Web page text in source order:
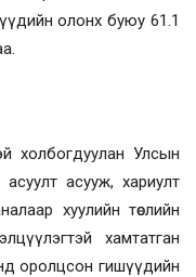
олонх буюу 61.1
холбогдуулан Улсын
асууж, хариулт
хуулийн төслийн
хамтатган
оролцсон гишүүдийн